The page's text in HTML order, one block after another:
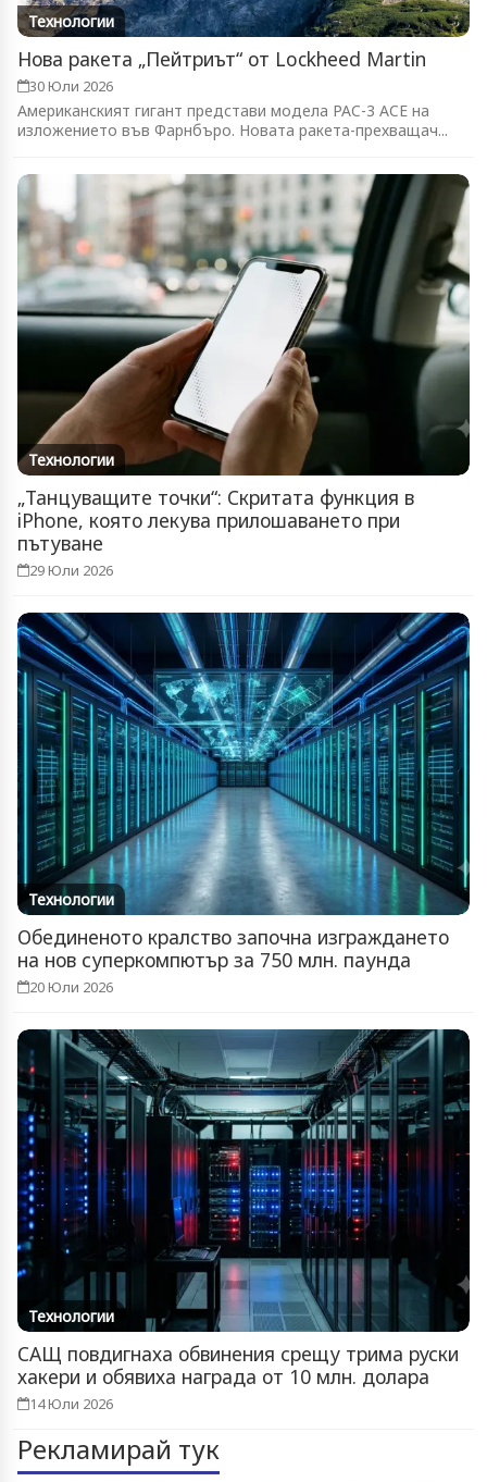
Технологии
Нова ракета „Пейтриът“ от Lockheed Martin
30 Юли 2026
Американският гигант представи модела PAC-3 ACE на
изложението във Фарнбъро. Новата ракета-прехващач...
Технологии
„Танцуващите точки“: Скритата функция в
iPhone, която лекува прилошаването при
пътуване
29 Юли 2026
Технологии
Обединеното кралство започна изграждането
на нов суперкомпютър за 750 млн. паунда
20 Юли 2026
Технологии
САЩ повдигнаха обвинения срещу трима руски
хакери и обявиха награда от 10 млн. долара
14 Юли 2026
Рекламирай тук